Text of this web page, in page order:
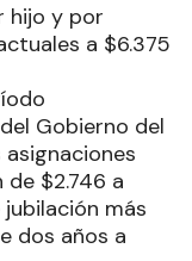
hijo y por
a $6.375
Gobierno del
$2.746 a
más
dos años a